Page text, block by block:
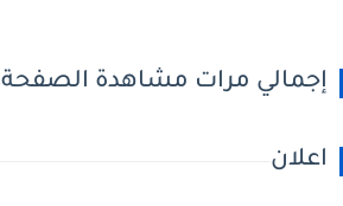
إجمالي مرات مشاهدة الصفحة
اعلان